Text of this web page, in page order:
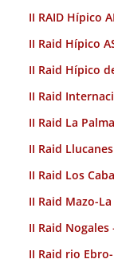
II RAID Hípico
II Raid Hípico
II Raid Hípico
II Raid
II Raid La
II Raid
II Raid Los
II Raid Mazo-
II Raid Nogales
II Raid rio